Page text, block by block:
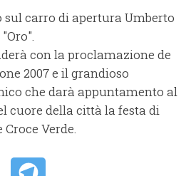
carro di apertura Umberto
con la proclamazione de
2007 e il grandioso
che darà appuntamento al
cuore della città la festa di
Verde.